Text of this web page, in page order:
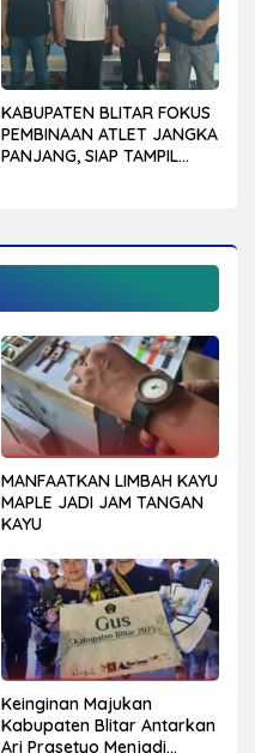
KABUPATEN BLITAR FOKUS
PEMBINAAN ATLET JANGKA
PANJANG, SIAP TAMPIL
MANFAATKAN LIMBAH KAYU
MAPLE JADI JAM TANGAN
KAYU
Keinginan Majukan
Kabupaten Blitar Antarkan
Ari Prasetyo Menjadi